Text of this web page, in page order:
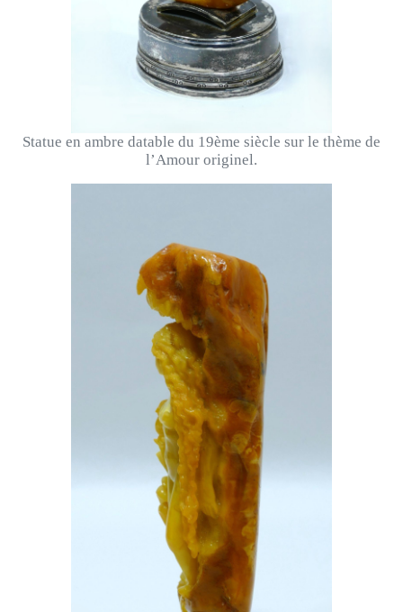
Statue en ambre datable du 19ème siècle sur le thème de
l’Amour originel.